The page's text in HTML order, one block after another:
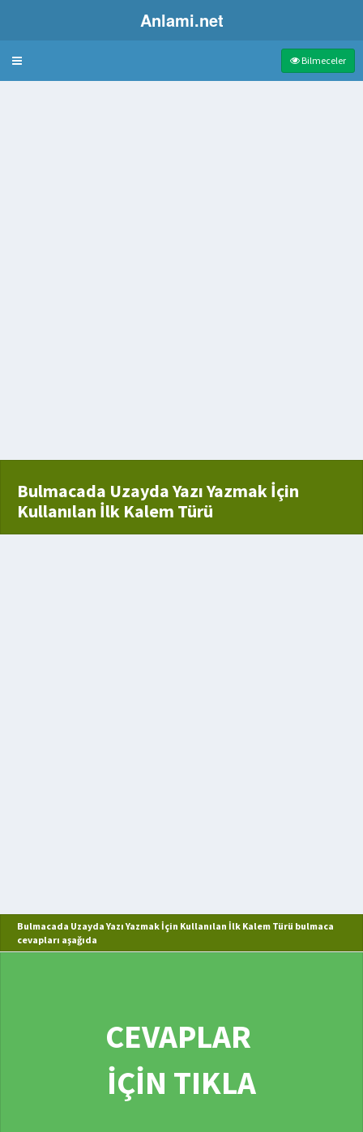
Anlami.net
Bulmaca Bilmeceler
Bulmacada Uzayda Yazı Yazmak İçin
Kullanılan İlk Kalem Türü
Bulmacada Uzayda Yazı Yazmak İçin Kullanılan İlk Kalem Türü bulmaca
cevapları aşağıda
CEVAPLAR
İÇİN TIKLA